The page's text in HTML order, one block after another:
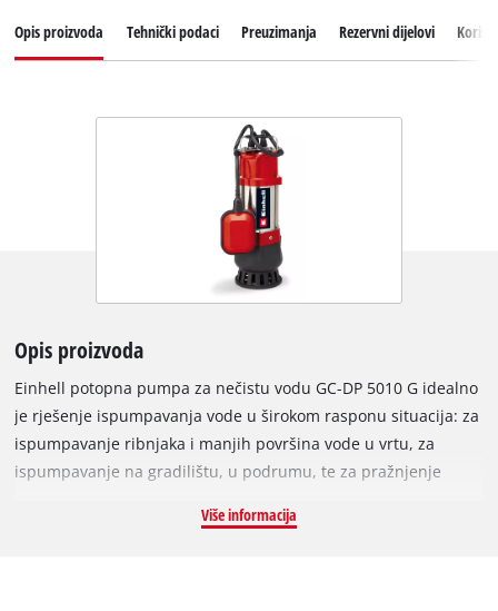
Opis proizvoda Tehnički podaci Preuzimanja Rezervni dijelovi
Opis proizvoda
Einhell potopna pumpa za nečistu vodu GC-DP 5010 G idealno
je rješenje ispumpavanja vode u širokom rasponu situacija: za
ispumpavanje ribnjaka i manjih površina vode u vrtu, za
ispumpavanje na gradilištu, u podrumu, te za pražnjenje
pumpa ima maksimalnu dubinu uranjanja pet metara i može
Više informacija